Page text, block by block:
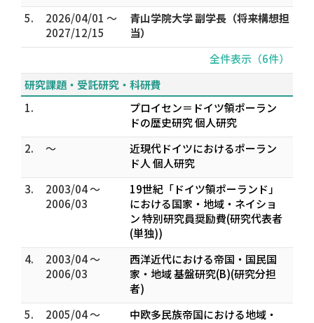
5.
2026/04/01 ～
2027/12/15
青山学院大学 副学長（将来構想担
当）
全件表示（6件）
研究課題・受託研究・科研費
1.
プロイセン＝ドイツ領ポーラン
ドの歴史研究 個人研究
2.
～
近現代ドイツにおけるポーラン
ド人 個人研究
3.
2003/04 ～
2006/03
19世紀「ドイツ領ポーランド」
における国家・地域・ネイショ
ン 特別研究員奨励費(研究代表者
(単独))
4.
2003/04 ～
2006/03
西洋近代における帝国・国民国
家・地域 基盤研究(B)(研究分担
者)
5.
2005/04 ～
中欧多民族帝国における地域・